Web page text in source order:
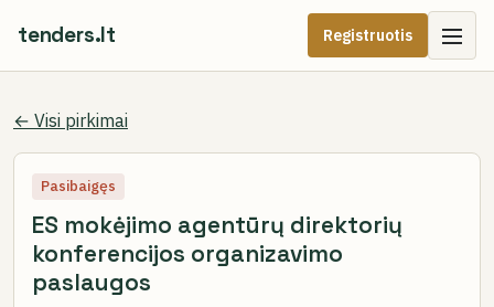
tenders.lt Registruotis
← Visi pirkimai
Pasibaigęs
ES mokėjimo agentūrų direktorių
konferencijos organizavimo
paslaugos